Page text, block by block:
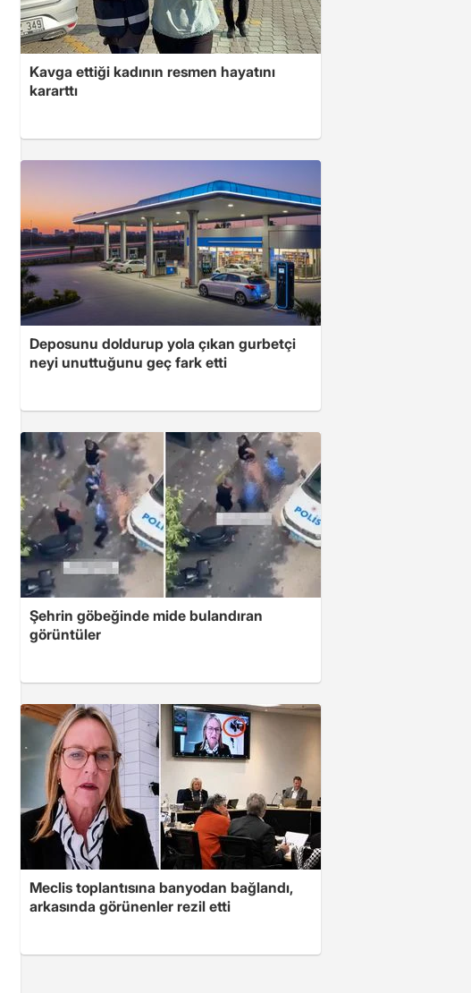
Kavga ettiği kadının resmen hayatını
kararttı
Deposunu doldurup yola çıkan gurbetçi
neyi unuttuğunu geç fark etti
Şehrin göbeğinde mide bulandıran
görüntüler
Meclis toplantısına banyodan bağlandı,
arkasında görünenler rezil etti